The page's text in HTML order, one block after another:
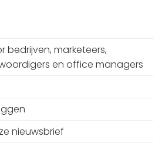
bedrijven, marketeers,
en office managers
nieuwsbrief